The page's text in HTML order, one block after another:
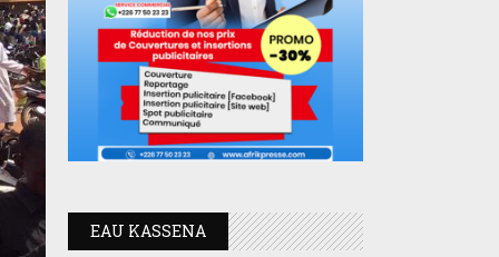
EAU KASSENA